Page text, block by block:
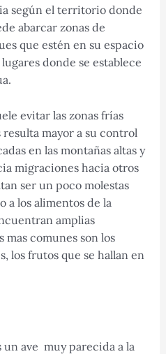
según el territorio donde
abarcar zonas de
que estén en su espacio
donde se establece
evitar las zonas frías
mayor a su control
en las montañas altas y
migraciones hacia otros
ser un poco molestas
a los alimentos de la
amplias
mas comunes son los
los frutos que se hallan en
ave muy parecida a la